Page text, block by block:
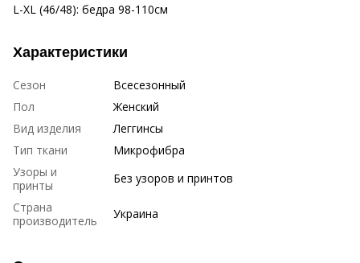
L-XL (46/48): бедра 98-110см
Характеристики
Сезон
Всесезонный
Пол
Женский
Вид изделия
Леггинсы
Тип ткани
Микрофибра
Узоры и
принты
Без узоров и принтов
Страна
производитель
Украина